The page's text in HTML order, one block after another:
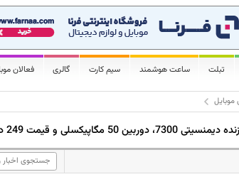
تبلت ساعت هوشمند سیم کارت گالری فعالان